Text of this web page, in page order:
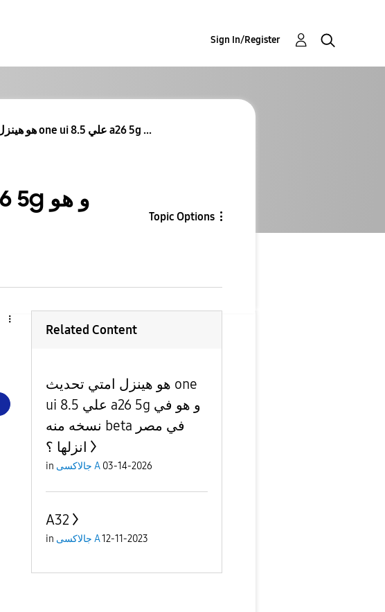
Sign In/Register
Re: Re: هو هينزل امتي تحديث one ui 8.5 علي a26 5g ...
Topic Options
Related Content
هو هينزل امتي تحديث one
ui 8.5 علي a26 5g و هو في
نسخه منه beta في مصر
انزلها ؟
in جالاكسى A 03-14-2026
A32
in جالاكسى A12-11-2023